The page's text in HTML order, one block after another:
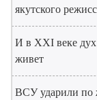
якутского
И в XXI веке дух
живет
ВСУ ударили по